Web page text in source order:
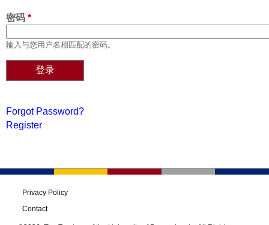
密码 *
输入与您用户名相匹配的密码。
Forgot Password?
Register
Privacy Policy
Contact